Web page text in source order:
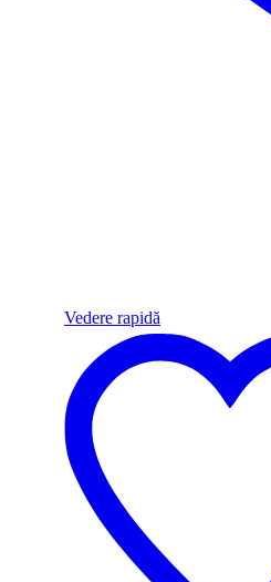
Vedere rapidă